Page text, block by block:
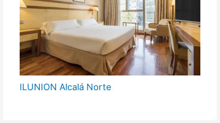
ILUNION Alcalá Norte